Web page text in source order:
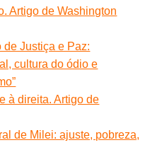
Artigo de Washington
Justiça e Paz:
cultura do ódio e
à direita. Artigo de
de Milei: ajuste, pobreza,